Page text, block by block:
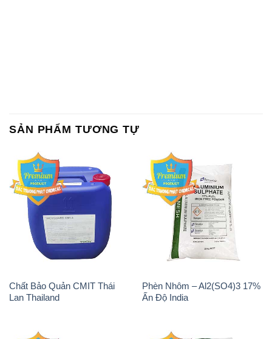
SẢN PHẨM TƯƠNG TỰ
Chất Bảo Quản CMIT Thái
Lan Thailand
Phèn Nhôm – Al2(SO4)3 17%
Ấn Độ India